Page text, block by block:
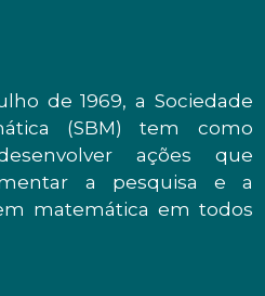
de 1969, a Sociedade
(SBM) tem como
ações que
a pesquisa e a
matemática em todos